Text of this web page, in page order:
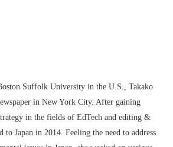
Suffolk University in the U.S., Takako
in New York City. After gaining
in the fields of EdTech and editing &
Japan in 2014. Feeling the need to address